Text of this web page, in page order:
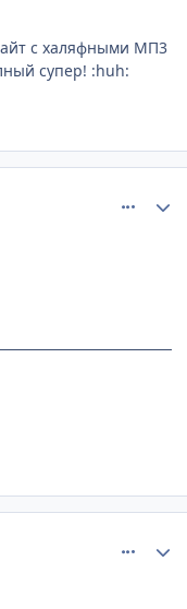
с халяфными МП3
супер! :huh: